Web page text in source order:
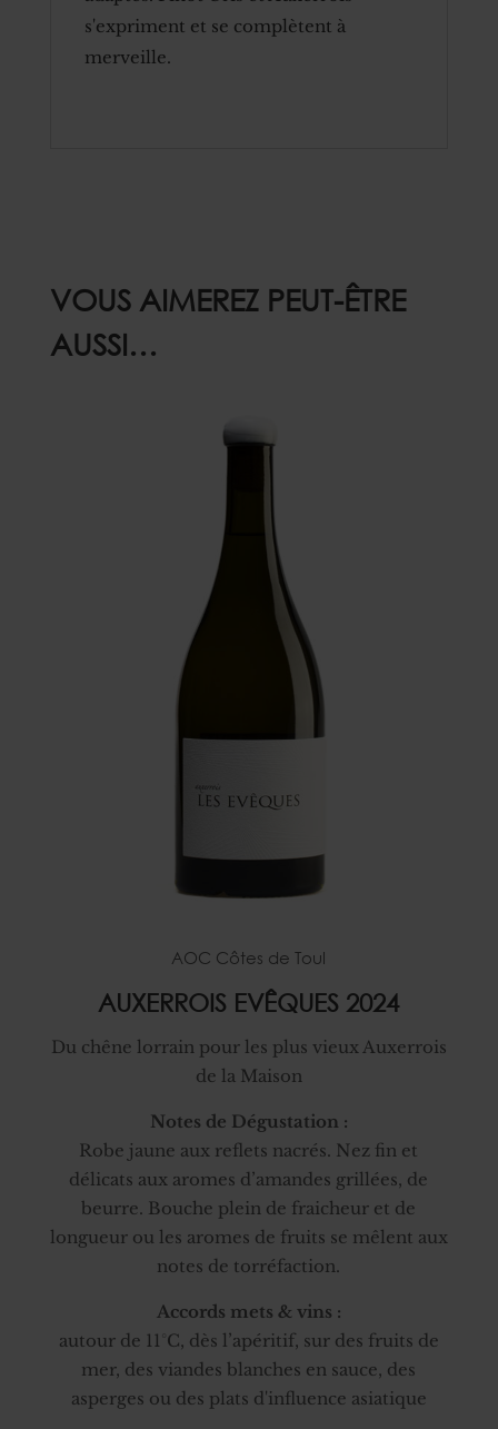
s'expriment et se complètent à
merveille.
VOUS AIMEREZ PEUT-ÊTRE
AUSSI…
AOC Côtes de Toul
AUXERROIS EVÊQUES 2024
Du chêne lorrain pour les plus vieux Auxerrois
de la Maison
Notes de Dégustation :
Robe jaune aux reflets nacrés. Nez fin et
délicats aux aromes d’amandes grillées, de
beurre. Bouche plein de fraicheur et de
longueur ou les aromes de fruits se mêlent aux
notes de torréfaction.
Accords mets & vins :
autour de 11°C, dès l’apéritif, sur des fruits de
mer, des viandes blanches en sauce, des
asperges ou des plats d'influence asiatique